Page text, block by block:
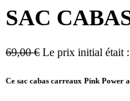
SAC
69,00€ Le prix initial était
Ce sac cabas carreaux Pink Power